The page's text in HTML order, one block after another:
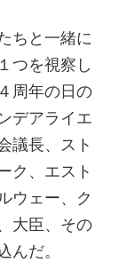
ちと一緒に
つを視察し
周年の日の
デアライエ
議長、スト
ク、エスト
ウェー、ク
大臣、その
んだ。